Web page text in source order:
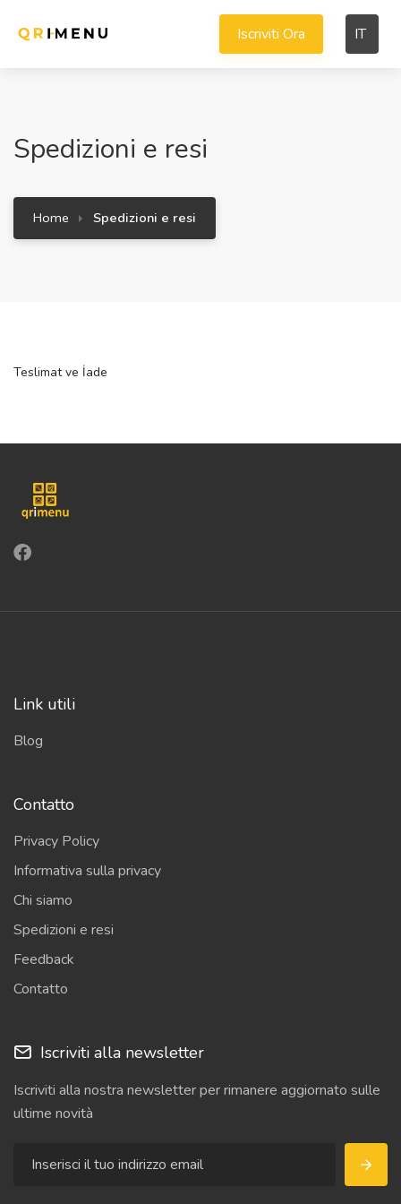
Iscriviti Ora IT
Spedizioni e resi
Home Spedizioni e resi
Teslimat ve İade
Link utili
Blog
Contatto
Privacy Policy
Informativa sulla privacy
Chi siamo
Spedizioni e resi
Feedback
Contatto
Iscriviti alla newsletter
Iscriviti alla nostra newsletter per rimanere aggiornato sulle
ultime novità